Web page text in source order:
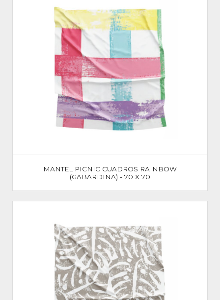
MANTEL PICNIC CUADROS RAINBOW
(GABARDINA) - 70 X 70